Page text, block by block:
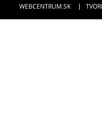
WEBCENTRUM.SK